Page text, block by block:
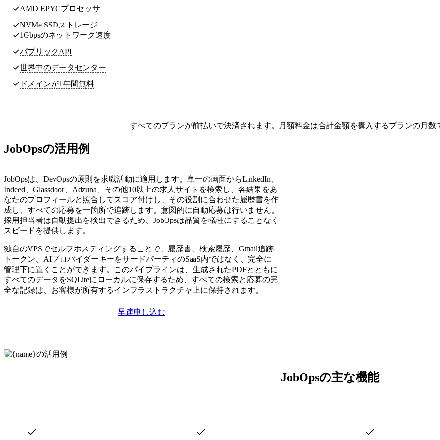
AMD EPYCプロセッサ
NVMe SSDストレージ
1Gbpsのネットワーク速度
パブリックAPI
世界中のデータセンター
ドメインが1年間無料
すべてのプランが前払いで決済されます。月額料金は合計金額を購入するプランの月数
JobOpsの活用例
JobOpsは、DevOpsの原則を求職活動に適用します。単一の画面からLinkedIn、
Indeed、Glassdoor、Adzuna、その他10以上の求人サイトを検索し、各結果をあ
なたのプロフィールと照合してスコア付けし、その役割に合わせた履歴書を作
成し、すべての応募を一箇所で追跡します。意図的に自動応募は行いません。
採用担当者は自動提出を検出できるため、JobOpsは品質を犠牲にすることなく
スピードを提供します。
独自のVPSでセルフホスティングすることで、履歴書、検索履歴、Gmail追跡
トークン、AIプロバイダーキーをサードパーティのSaaS内ではなく、完全に
管理下に置くことができます。このパイプラインは、生成されたPDFとともに
すべてのデータをSQLiteにローカルに保存するため、すべての検索と応募の完
全な記録は、お客様が所有するインフラストラクチャ上に保持されます。
早速申し込む
JobOpsの主な機能